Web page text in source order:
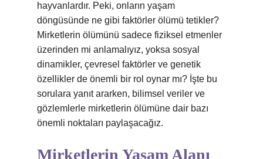
hayvanlardır. Peki, onların yaşam
döngüsünde ne gibi faktörler ölümü tetikler?
Mirketlerin ölümünü sadece fiziksel etmenler
üzerinden mi anlamalıyız, yoksa sosyal
dinamikler, çevresel faktörler ve genetik
özellikler de önemli bir rol oynar mı? İşte bu
sorulara yanıt ararken, bilimsel veriler ve
gözlemlerle mirketlerin ölümüne dair bazı
önemli noktaları paylaşacağız.
Mirketlerin Yaşam Alanı